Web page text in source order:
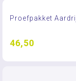
Proefpakket
46,50